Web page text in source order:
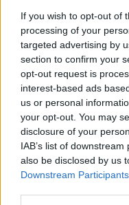
If you wish to opt-out of
processing of your
targeted advertising by
section to confirm your
opt-out request is
interest-based ads
us or personal
your opt-out. You may
disclosure of your
IAB’s list of
also be disclosed by us
Downstream Participants
7
Wskaż ten